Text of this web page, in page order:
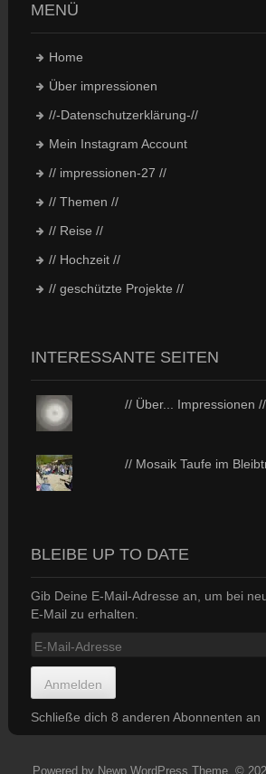
MENÜ
Home
Über impressionen
//-Datenschutzerklärung-//
Mein Instagram Account
// impressionen-27 //
// Themen //
// Reise //
// Hochzeit //
// geschützte Projekte //
INTERESSANTE SEITEN
// Über... Impressionen //
// Mosaik Taufe im
BLEIBE UP TO DATE
Gib Deine E-Mail-Adresse an, um bei
E-Mail zu erhalten.
E-
Anmelden
Schließe dich 8 anderen Abonnenten an
Powered by Newp WordPress Theme. ©